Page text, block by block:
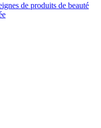
de produits de beauté